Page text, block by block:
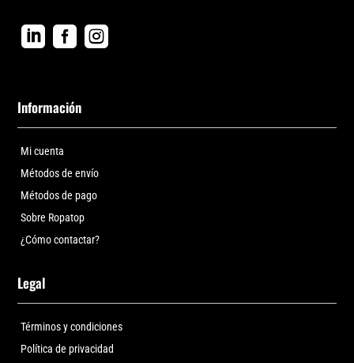
  
Información
Mi cuenta
Métodos de envío
Métodos de pago
Sobre Ropatop
¿Cómo contactar?
Legal
Términos y condiciones
Política de privacidad